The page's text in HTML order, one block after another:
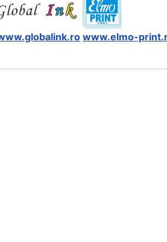
www.elmo-